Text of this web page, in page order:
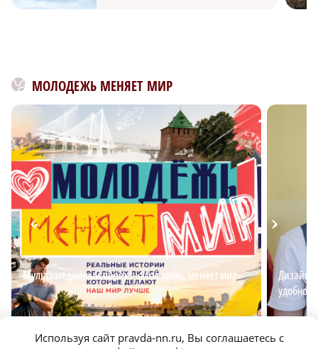
МОЛОДЕЖЬ МЕНЯЕТ МИР
Мультимедийный проект «Молодежь меняет мир»
удобной
Используя сайт pravda-nn.ru, Вы соглашаетесь с